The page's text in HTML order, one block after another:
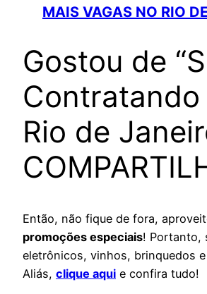
MAIS VAGAS NO RIO
Gostou de
Contratando
Rio de
Então, não fique de fora,
promoções especiais! Portanto,
eletrônicos, vinhos, brinquedos
Aliás, clique aqui e confira tudo!